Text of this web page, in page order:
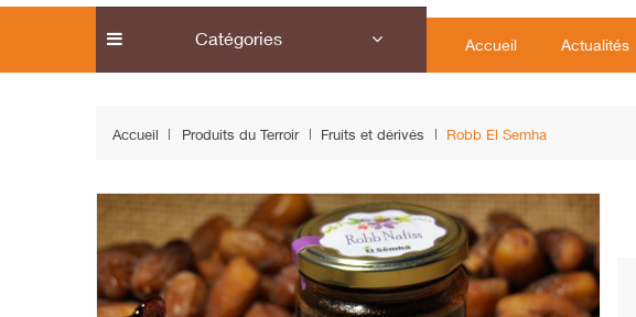
Catégories Accueil Actualités
Accueil Produits du Terroir Fruits et dérivés Robb El Semha